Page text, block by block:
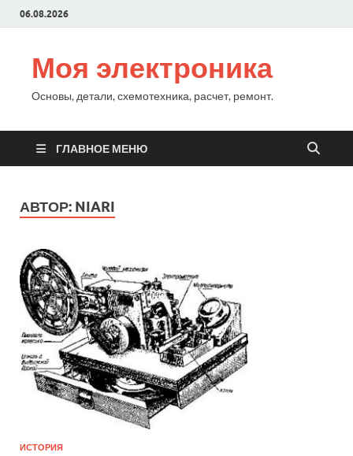
06.08.2026
Моя электроника
Основы, детали, схемотехника, расчет, ремонт.
ГЛАВНОЕ МЕНЮ
АВТОР: NIARI
ИСТОРИЯ